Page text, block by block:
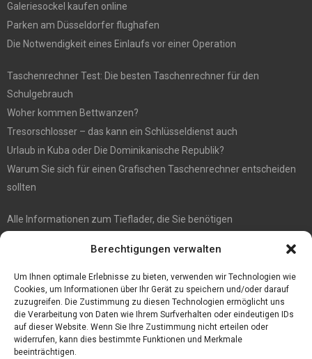
Berechtigungen verwalten
Um Ihnen optimale Erlebnisse zu bieten, verwenden wir Technologien wie
Cookies, um Informationen über Ihr Gerät zu speichern und/oder darauf
zuzugreifen. Die Zustimmung zu diesen Technologien ermöglicht uns
die Verarbeitung von Daten wie Ihrem Surfverhalten oder eindeutigen IDs
auf dieser Website. Wenn Sie Ihre Zustimmung nicht erteilen oder
widerrufen, kann dies bestimmte Funktionen und Merkmale
beeinträchtigen.
Galeriesockel kaufen online
Parken am Düsseldorfer flughafen
Die Notwendigkeit eines Einlaufs vor einer Operation
Taschenrechner Test: Die besten Taschenrechner für den
Schulgebrauch
Woher kommen Bettwanzen?
Tresorschlosser – das kann ein Schlüsseldienst auch
Urlaub in Kuba oder Die Dominikanische Republik?
Warum Sie sich für einen Grafischen Taschenrechner entscheiden
sollten
Alle Informationen zum Tieflader, die Sie benötigen
Die Kerbl Taon X Bremsenfalle für jeden Pferdehalter
Die Moderne Welle: Kommunionkleider Modern